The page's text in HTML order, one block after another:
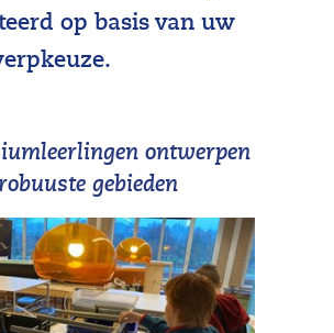
op basis van uw
ontwerpen
gebieden